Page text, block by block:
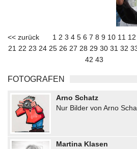
<< zurück 1 2 3 4 5 6 7 8 9 10 11 12
21 22 23 24 25 26 27 28 29 30 31 32
42 43
FOTOGRAFEN
Arno Schatz
Nur Bilder von Arno
Martina Klasen